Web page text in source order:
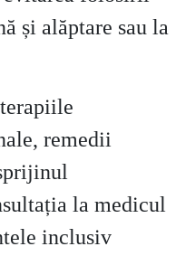
și alăptare sau la
remedii
la medicul
inclusiv